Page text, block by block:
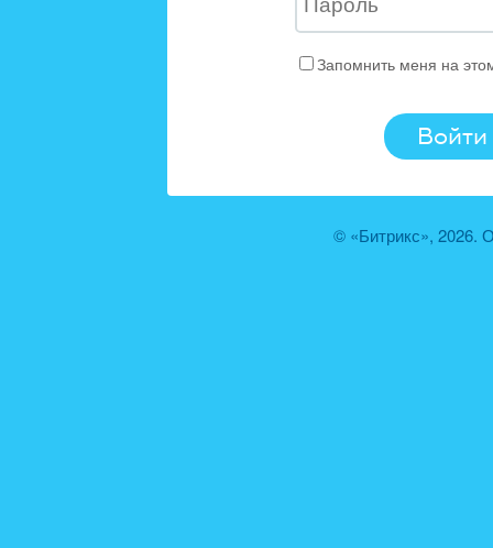
Запомнить меня на
© «Битрикс», 2026.